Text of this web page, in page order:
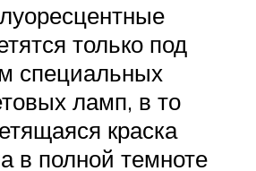
только под
специальных
ламп, в то
краска
в полной темноте